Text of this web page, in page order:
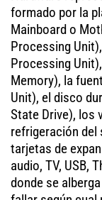
formado por la
Mainboard o
Processing
Processing
Memory), la
Unit), el disco
State Drive), los
refrigeración del
tarjetas de
audio, TV, USB,
donde se